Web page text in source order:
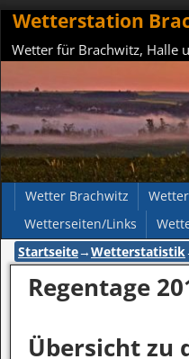
Wetterstation
Wetter für Brachwitz, Halle
Wetter Brachwitz Wetter
Wetterseiten/Links
Startseite→Wetterstatistik
Regentage
Übersicht zu